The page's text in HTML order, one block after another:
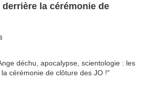
la cérémonie de